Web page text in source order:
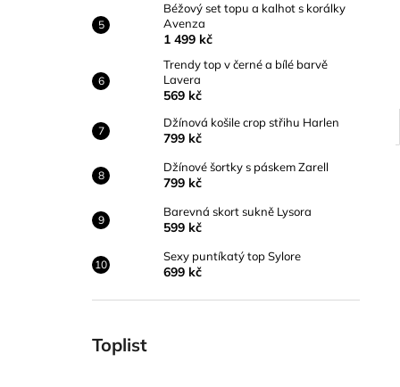
Béžový set topu a kalhot s korálky
Avenza
1 499 kč
Trendy top v černé a bílé barvě
Lavera
569 kč
Džínová košile crop střihu Harlen
799 kč
Džínové šortky s páskem Zarell
799 kč
Barevná skort sukně Lysora
599 kč
Sexy puntíkatý top Sylore
699 kč
Toplist